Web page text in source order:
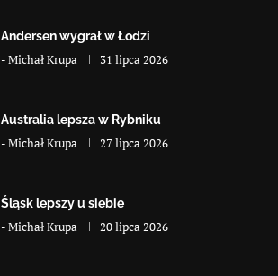
Andersen wygrał w Łodzi
-Michał Krupa 31 lipca 2026
Australia lepsza w Rybniku
-Michał Krupa 27 lipca 2026
Śląsk lepszy u siebie
-Michał Krupa 20 lipca 2026